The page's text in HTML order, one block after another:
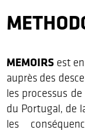
MEMOIRS est
auprès des
les processus
du Portugal, de
les